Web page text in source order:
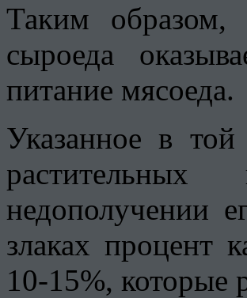
Таким образом,
сыроеда
питание мясоеда.
Указанное в
недополучении
злаках процент
10-15%, которые